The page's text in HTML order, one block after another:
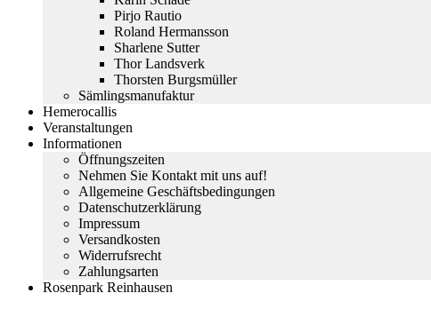
Pirjo Rautio
Roland Hermansson
Sharlene Sutter
Thor Landsverk
Thorsten Burgsmüller
Sämlingsmanufaktur
Hemerocallis
Veranstaltungen
Informationen
Öffnungszeiten
Nehmen Sie Kontakt mit uns auf!
Allgemeine Geschäftsbedingungen
Datenschutzerklärung
Impressum
Versandkosten
Widerrufsrecht
Zahlungsarten
Rosenpark Reinhausen